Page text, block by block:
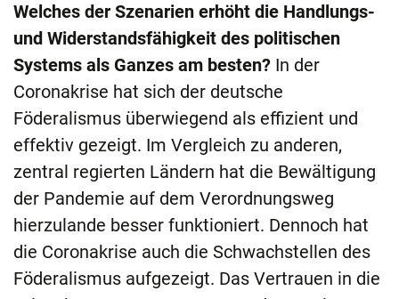
Welches der Szenarien erhöht die Handlungs-
und Widerstandsfähigkeit des politischen
Systems als Ganzes am besten? In der
Coronakrise hat sich der deutsche
Föderalismus überwiegend als effizient und
effektiv gezeigt. Im Vergleich zu anderen,
zentral regierten Ländern hat die Bewältigung
der Pandemie auf dem Verordnungsweg
hierzulande besser funktioniert. Dennoch hat
die Coronakrise auch die Schwachstellen des
Föderalismus aufgezeigt. Das Vertrauen in die